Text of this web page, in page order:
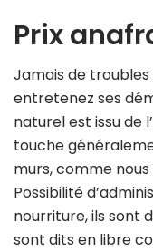
Prix
Jamais de
entretenez ses
naturel est issu de
touche
murs, comme
Possibilité
nourriture, ils sont
sont dits en libre